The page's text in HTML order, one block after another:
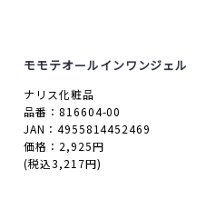
モモテオールインワンジェル
ナリス化粧品
品番：816604-00
JAN：4955814452469
価格：2,925円
(税込3,217円)